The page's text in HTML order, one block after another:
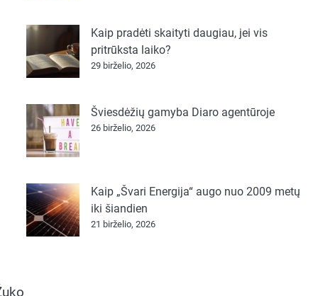
Kaip pradėti skaityti daugiau, jei vis
pritrūksta laiko?
29 birželio, 2026
Šviesdėžių gamyba Diaro agentūroje
26 birželio, 2026
Kaip „Švari Energija“ augo nuo 2009 metų
iki šiandien
21 birželio, 2026